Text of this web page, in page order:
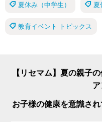
夏休み（中学生） 夏
教育イベント トピックス
【リセマム】夏の親子
ア
お子様の健康を意識さ